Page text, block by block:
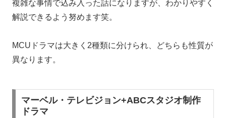
複雑な事情で込み入った話になりますが、わかりやすく
解説できるよう努めます笑。
MCUドラマは大きく2種類に分けられ、どちらも性質が
異なります。
マーベル・テレビジョン+ABCスタジオ制作
ドラマ